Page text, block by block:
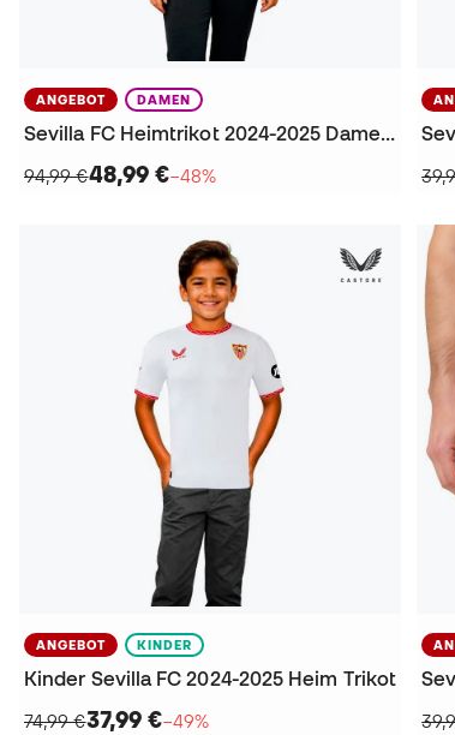
ANGEBOT DAMEN
Sevilla FC Heimtrikot 2024-2025 Damen Trikot
94,99 €48,99 €−48%
ANGEBOT KINDER
Kinder Sevilla FC 2024-2025 Heim Trikot
74,99 €37,99 €−49%